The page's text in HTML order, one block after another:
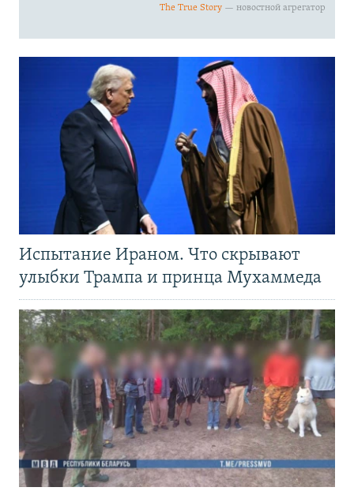
Испытание Ираном. Что скрывают
улыбки Трампа и принца Мухаммеда